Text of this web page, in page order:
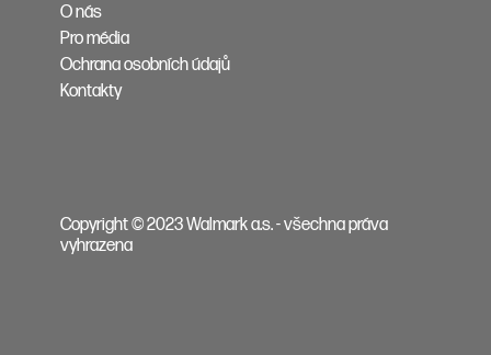
O nás
Pro média
Ochrana osobních údajů
Kontakty
Copyright © 2023 Walmark a.s. - všechna práva
vyhrazena